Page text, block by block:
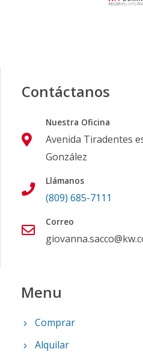
Contáctanos
Nuestra Oficina
Avenida Tiradentes
González
Llámanos
(809) 685-7111
Correo
Menu
Comprar
Alquilar